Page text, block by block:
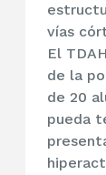
vías
El
de la
de 20
pueda